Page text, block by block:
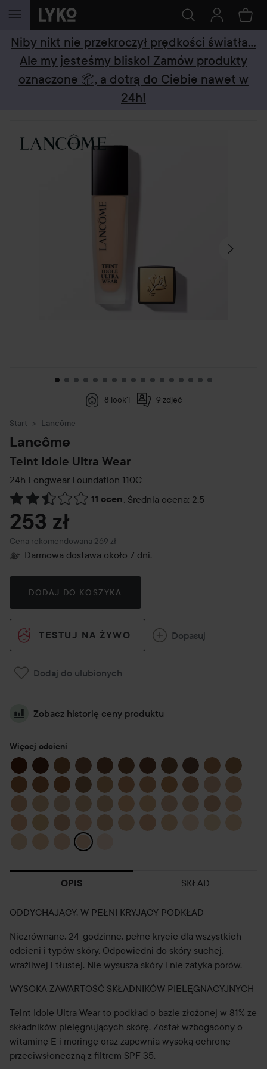
PRZEJDŹ DO TREŚCI
Niby nikt nie przekroczył prędkości światła...
Ale my jesteśmy blisko! Zamów produkty
oznaczone 📦, a dotrą do Ciebie nawet w
24h!
POMIŃ SEKCJĘ
8 look'i 9 zdjęć
Start Lancôme
Lancôme
Teint Idole Ultra Wear
24h Longwear Foundation 110C
11 ocen, Średnia ocena: 2.5
Przejdź do Recenzje i komentarze
253 zł
Cena rekomendowana 269 zł
Zalecana cena 269 zł
Darmowa dostawa około 7 dni.
DODAJ DO KOSZYKA
TESTUJ NA ŻYWO Dopasuj
Dodaj do ulubionych
Zobacz historię ceny produktu
Więcej odcieni
OPIS SKŁAD
ODDYCHAJĄCY, W PEŁNI KRYJĄCY PODKŁAD
Niezrównane, 24-godzinne, pełne krycie dla wszystkich
odcieni i typów skóry. Odpowiedni do skóry suchej,
wrażliwej i tłustej. Nie wysusza skóry i nie zatyka porów.
WYSOKA ZAWARTOŚĆ SKŁADNIKÓW PIELĘGNACYJNYCH
Teint Idole Ultra Wear to podkład o bazie złożonej w 81% ze
składników pielęgnujących skórę. Został wzbogacony o
witaminę E i moringę oraz zapewnia wysoką ochronę
przeciwsłoneczną z filtrem SPF 35.